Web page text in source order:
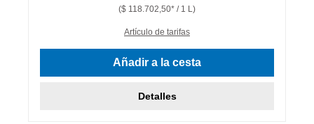
($ 118.702,50* / 1 L)
Artículo de tarifas
Añadir a la cesta
Detalles